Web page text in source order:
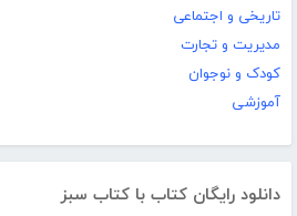
تاریخی و اجتماعی
مدیریت و تجارت
کودک و نوجوان
آموزشی
دانلود رایگان کتاب با کتاب سبز